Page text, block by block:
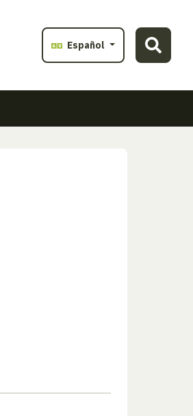
Español